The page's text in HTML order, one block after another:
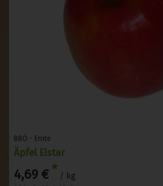
BBÖ - Ernte
Äpfel Elstar
4,69 € * / kg